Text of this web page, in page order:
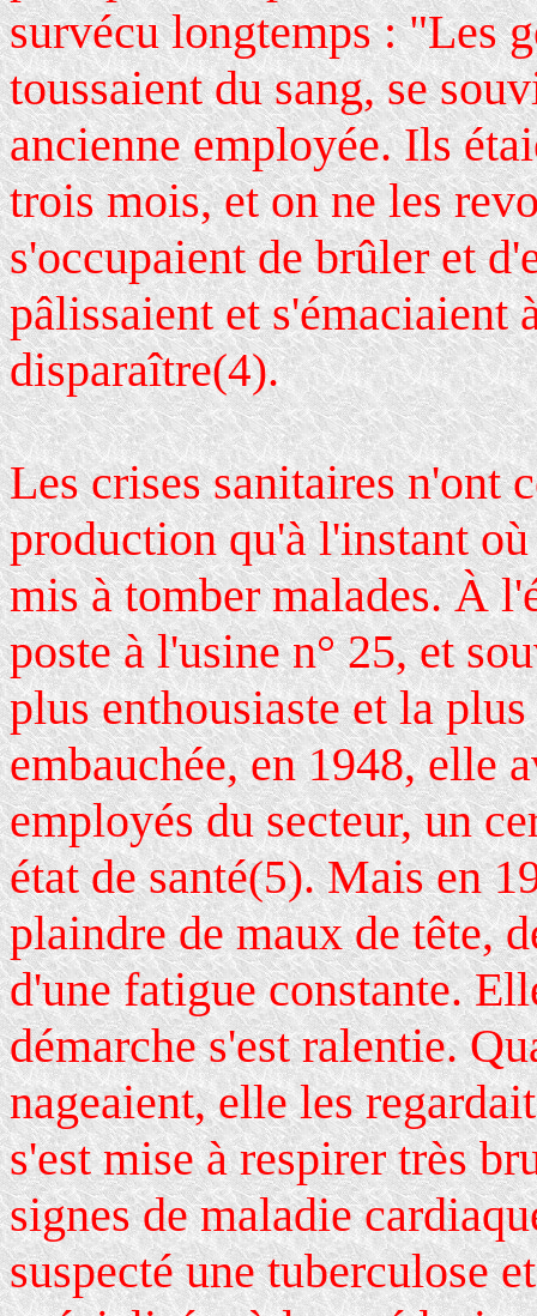
survécu longtemps : "Les
toussaient du sang, se
ancienne employée. Ils
trois mois, et on ne les
s'occupaient de brûler et
pâlissaient et s'émaciaient
disparaître(4).
Les crises sanitaires n'ont
production qu'à l'instant
mis à tomber malades. À
poste à l'usine n° 25, et
plus enthousiaste et la
embauchée, en 1948, elle
employés du secteur, un
état de santé(5). Mais en
plaindre de maux de tête,
d'une fatigue constante.
démarche s'est ralentie.
nageaient, elle les
s'est mise à respirer très
signes de maladie
suspecté une tuberculose